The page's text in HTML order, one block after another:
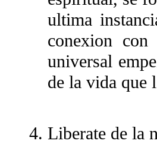
ultima
conexion
universal
de la vida que
Liberate de la